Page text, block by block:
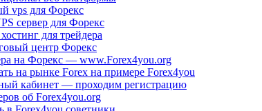
vps для Форекс
сервер для Форекс
для трейдера
центр Форекс
на Форекс — www.Forex4you.org
на рынке Forex на примере Forex4you
кабинет — проходим регистрацию
об Forex4you.org